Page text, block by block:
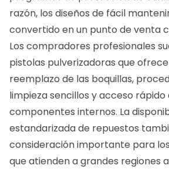
razón, los diseños de fácil
convertido en un punto de venta
Los compradores profesionales
pistolas pulverizadoras que
reemplazo de las boquillas,
limpieza sencillos y acceso rápido
componentes internos. La
estandarizada de repuestos
consideración importante para
que atienden a grandes regiones